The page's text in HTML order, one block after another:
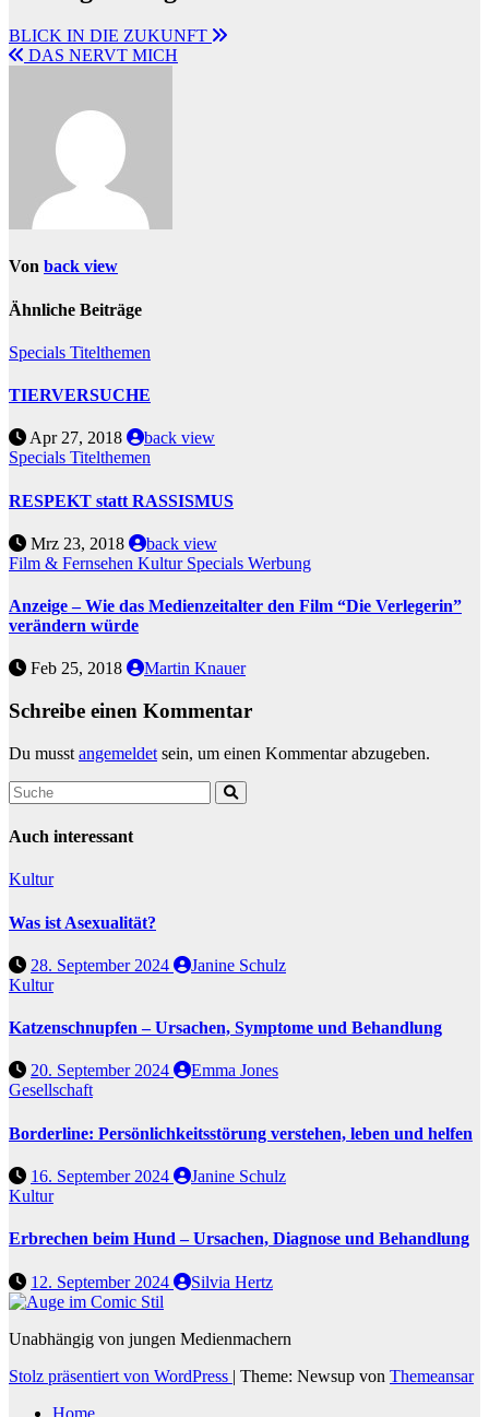
BLICK IN DIE ZUKUNFT
DAS NERVT MICH
Von back view
Ähnliche Beiträge
Specials Titelthemen
TIERVERSUCHE
Apr 27, 2018
back view
Specials Titelthemen
RESPEKT statt RASSISMUS
Mrz 23, 2018
back view
Film & Fernsehen Kultur Specials Werbung
Anzeige – Wie das Medienzeitalter den Film “Die Verlegerin”
verändern würde
Feb 25, 2018 Martin Knauer
Schreibe einen Kommentar
Du musst angemeldet sein, um einen Kommentar abzugeben.
Auch interessant
Kultur
Was ist Asexualität?
28. September 2024
Janine Schulz
Kultur
Katzenschnupfen – Ursachen, Symptome und Behandlung
20. September 2024
Emma Jones
Gesellschaft
Borderline: Persönlichkeitsstörung verstehen, leben und helfen
16. September 2024
Janine Schulz
Kultur
Erbrechen beim Hund – Ursachen, Diagnose und Behandlung
12. September 2024 Silvia Hertz
Unabhängig von jungen Medienmachern
Stolz präsentiert von WordPress | Theme: Newsup von Themeansar
Home